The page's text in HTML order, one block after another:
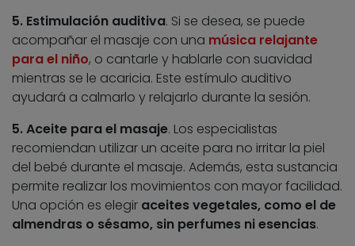
5. Estimulación auditiva. Si se desea, se puede
acompañar el masaje con una música relajante
para el niño, o cantarle y hablarle con suavidad
mientras se le acaricia. Este estímulo auditivo
ayudará a calmarlo y relajarlo durante la sesión.
5. Aceite para el masaje. Los especialistas
recomiendan utilizar un aceite para no irritar la piel
del bebé durante el masaje. Además, esta sustancia
permite realizar los movimientos con mayor facilidad.
Una opción es elegir aceites vegetales, como el de
almendras o sésamo, sin perfumes ni esencias.